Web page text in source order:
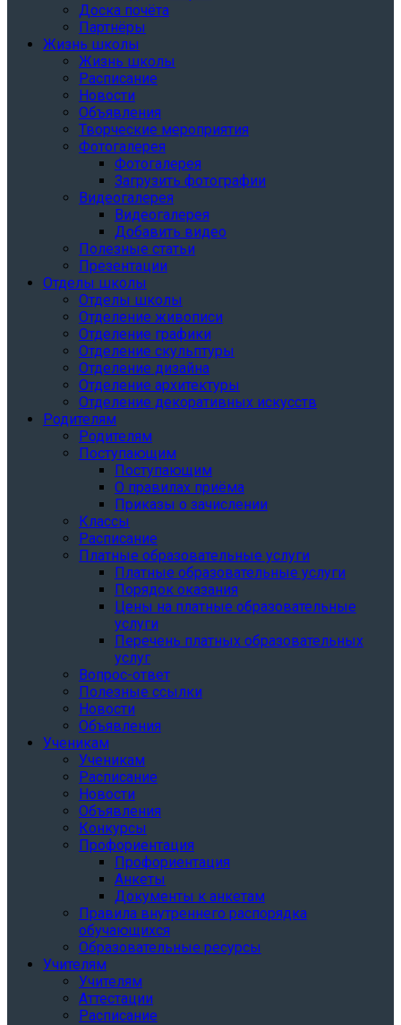
Доска почёта
Партнёры
Жизнь школы
Жизнь школы
Расписание
Новости
Объявления
Творческие мероприятия
Фотогалерея
Фотогалерея
Загрузить фотографии
Видеогалерея
Видеогалерея
Добавить видео
Полезные статьи
Презентации
Отделы школы
Отделы школы
Отделение живописи
Отделение графики
Отделение скульптуры
Отделение дизайна
Отделение архитектуры
Отделение декоративных искусств
Родителям
Родителям
Поступающим
Поступающим
О правилах приёма
Приказы о зачислении
Классы
Расписание
Платные образовательные услуги
Платные образовательные услуги
Порядок оказания
Цены на платные образовательные
услуги
Перечень платных образовательных
услуг
Вопрос-ответ
Полезные ссылки
Новости
Объявления
Ученикам
Ученикам
Расписание
Новости
Объявления
Конкурсы
Профориентация
Профориентация
Анкеты
Документы к анкетам
Правила внутреннего распорядка
обучающихся
Образовательные ресурсы
Учителям
Учителям
Аттестации
Расписание